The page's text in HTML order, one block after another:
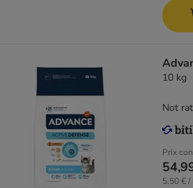
10 kg
Prix
5,50 € /
Not